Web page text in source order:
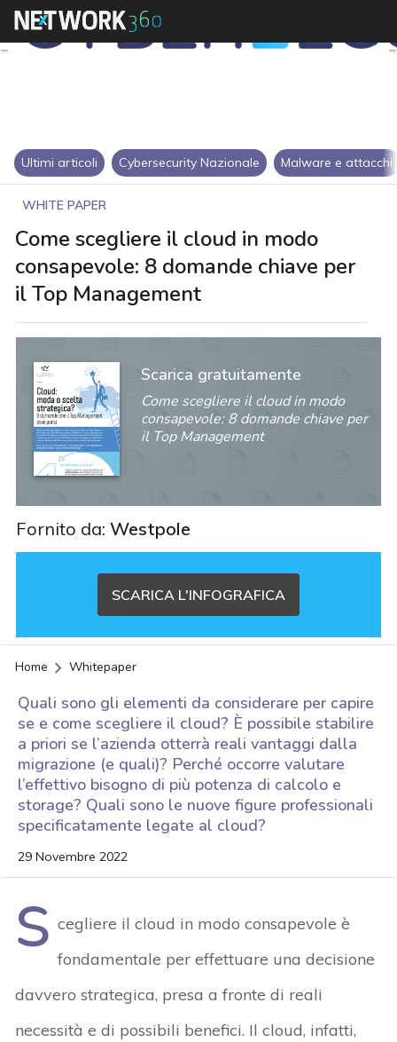
Ultimi articoli Cybersecurity Nazionale Malware e attacchi
WHITE PAPER
Come scegliere il cloud in modo
consapevole: 8 domande chiave per
il Top Management
Scarica gratuitamente
Come scegliere il cloud in modo
consapevole: 8 domande chiave per
il Top Management
Fornito da:Westpole
SCARICA L'INFOGRAFICA
Home Whitepaper
Quali sono gli elementi da considerare per capire
se e come scegliere il cloud? È possibile stabilire
a priori se l’azienda otterrà reali vantaggi dalla
migrazione (e quali)? Perché occorre valutare
l’effettivo bisogno di più potenza di calcolo e
storage? Quali sono le nuove figure professionali
specificatamente legate al cloud?
29 Novembre 2022
S cegliere il cloud in modo consapevole è
fondamentale per effettuare una decisione
davvero strategica, presa a fronte di reali
necessità e di possibili benefici. Il cloud, infatti,